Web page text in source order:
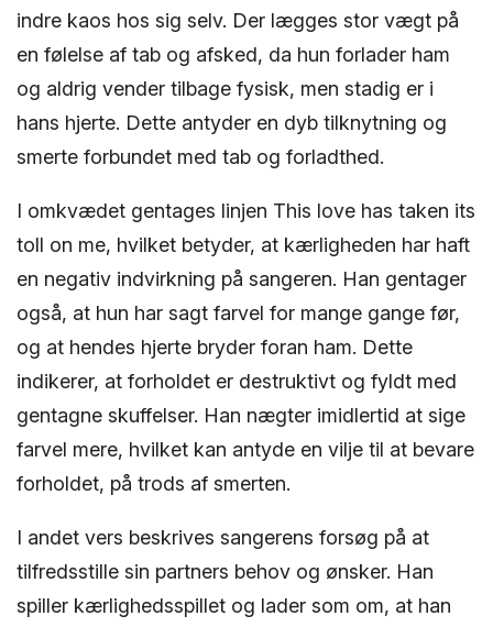
indre kaos hos sig selv. Der lægges stor vægt på
en følelse af tab og afsked, da hun forlader ham
og aldrig vender tilbage fysisk, men stadig er i
hans hjerte. Dette antyder en dyb tilknytning og
smerte forbundet med tab og forladthed.
I omkvædet gentages linjen This love has taken its
toll on me, hvilket betyder, at kærligheden har haft
en negativ indvirkning på sangeren. Han gentager
også, at hun har sagt farvel for mange gange før,
og at hendes hjerte bryder foran ham. Dette
indikerer, at forholdet er destruktivt og fyldt med
gentagne skuffelser. Han nægter imidlertid at sige
farvel mere, hvilket kan antyde en vilje til at bevare
forholdet, på trods af smerten.
I andet vers beskrives sangerens forsøg på at
tilfredsstille sin partners behov og ønsker. Han
spiller kærlighedsspillet og lader som om, at han